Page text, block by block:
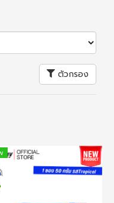
ตัวกรอง